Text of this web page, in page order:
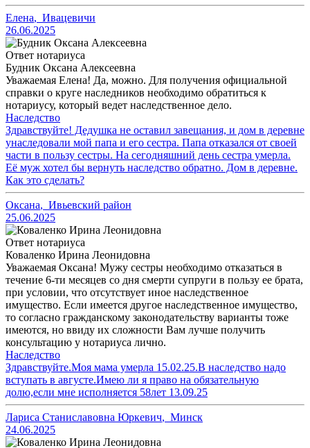
Елена, Ивацевичи
26.06.2025
Ответ нотариуса
Будник Оксана Алексеевна
Уважаемая Елена! Да, можно. Для получения официальной
справки о круге наследников необходимо обратиться к
нотариусу, который ведет наследственное дело.
Наследство
Здравствуйте! Дедушка не оставил завещания, и дом в деревне
унаследовали мой папа и его сестра. Папа отказался от своей
части в пользу сестры. На сегодняшний день сестра умерла.
Её муж хотел бы вернуть наследство обратно. Дом в деревне.
Как это сделать?
Оксана, Ивьевский район
25.06.2025
Ответ нотариуса
Коваленко Ирина Леонидовна
Уважаемая Оксана! Мужу сестры необходимо отказаться в
течение 6-ти месяцев со дня смерти супруги в пользу ее брата,
при условии, что отсутствует иное наследственное
имущество. Если имеется другое наследственное имущество,
то согласно гражданскому законодательству варианты тоже
имеются, но ввиду их сложности Вам лучше получить
консультацию у нотариуса лично.
Наследство
Здравствуйте.Моя мама умерла 15.02.25.В наследство надо
вступать в августе.Имею ли я право на обязательную
долю,если мне исполняется 58лет 13.09.25
Лариса Станиславовна Юркевич, Минск
24.06.2025